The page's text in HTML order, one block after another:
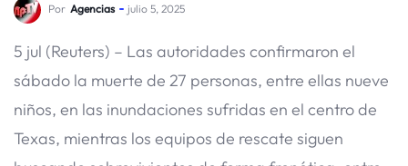
Por Agencias julio 5, 2025
5 jul (Reuters) – Las autoridades confirmaron el
sábado la muerte de 27 personas, entre ellas nueve
niños, en las inundaciones sufridas en el centro de
Texas, mientras los equipos de rescate siguen